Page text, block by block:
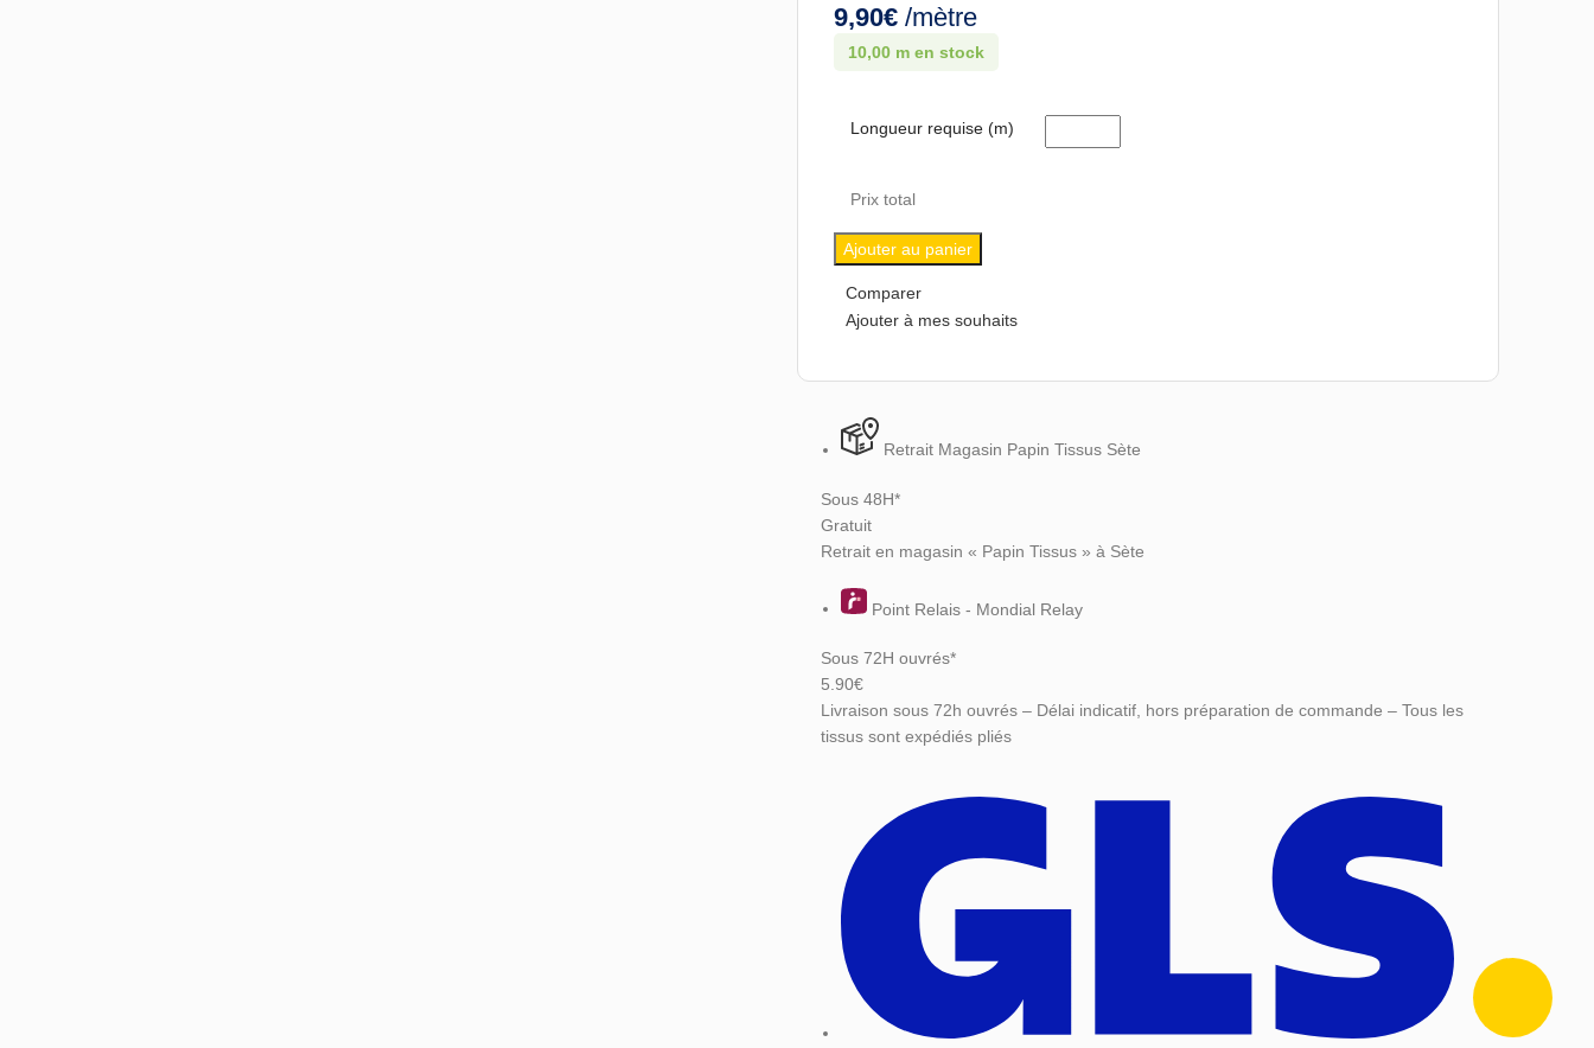
9,90€ /mètre
10,00 m en stock
Longueur requise (m)
Prix total
Ajouter au panier
Comparer
Ajouter à mes souhaits
Retrait Magasin Papin Tissus Sète
Sous 48H*
Gratuit
Retrait en magasin « Papin Tissus » à Sète
Point Relais - Mondial Relay
Sous 72H ouvrés*
5.90€
Livraison sous 72h ouvrés – Délai indicatif, hors préparation de commande – Tous les
tissus sont expédiés pliés